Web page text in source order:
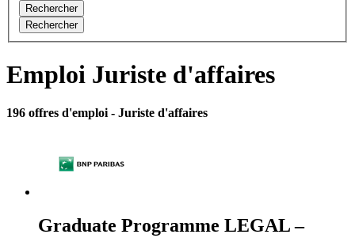
Rechercher
Rechercher
Emploi Juriste d'affaires
196 offres d'emploi - Juriste d'affaires
Graduate Programme LEGAL –